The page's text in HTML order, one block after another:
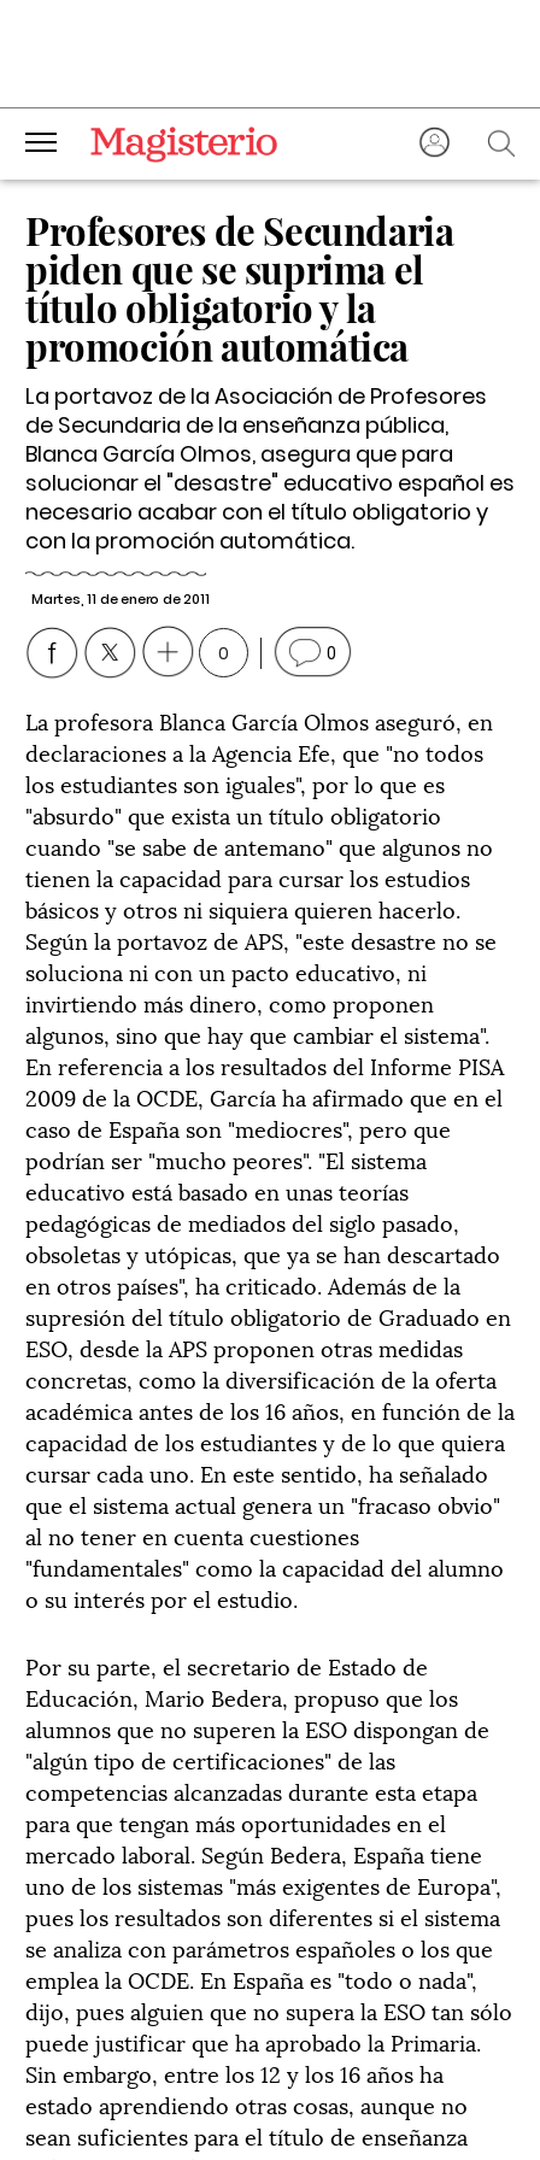
Profesores de Secundaria
piden que se suprima el
título obligatorio y la
promoción automática
La portavoz de la Asociación de Profesores
de Secundaria de la enseñanza pública,
Blanca García Olmos, asegura que para
solucionar el "desastre" educativo español es
necesario acabar con el título obligatorio y
con la promoción automática.
Martes, 11 de enero de 2011
0 0
La profesora Blanca García Olmos aseguró, en
declaraciones a la Agencia Efe, que "no todos
los estudiantes son iguales", por lo que es
"absurdo" que exista un título obligatorio
cuando "se sabe de antemano" que algunos no
tienen la capacidad para cursar los estudios
básicos y otros ni siquiera quieren hacerlo.
Según la portavoz de APS, "este desastre no se
soluciona ni con un pacto educativo, ni
invirtiendo más dinero, como proponen
algunos, sino que hay que cambiar el sistema".
En referencia a los resultados del Informe PISA
2009 de la OCDE, García ha afirmado que en el
caso de España son "mediocres", pero que
podrían ser "mucho peores". "El sistema
educativo está basado en unas teorías
pedagógicas de mediados del siglo pasado,
obsoletas y utópicas, que ya se han descartado
en otros países", ha criticado. Además de la
supresión del título obligatorio de Graduado en
ESO, desde la APS proponen otras medidas
concretas, como la diversificación de la oferta
académica antes de los 16 años, en función de la
capacidad de los estudiantes y de lo que quiera
cursar cada uno. En este sentido, ha señalado
que el sistema actual genera un "fracaso obvio"
al no tener en cuenta cuestiones
"fundamentales" como la capacidad del alumno
o su interés por el estudio.
Por su parte, el secretario de Estado de
Educación, Mario Bedera, propuso que los
alumnos que no superen la ESO dispongan de
"algún tipo de certificaciones" de las
competencias alcanzadas durante esta etapa
para que tengan más oportunidades en el
mercado laboral. Según Bedera, España tiene
uno de los sistemas "más exigentes de Europa",
pues los resultados son diferentes si el sistema
se analiza con parámetros españoles o los que
emplea la OCDE. En España es "todo o nada",
dijo, pues alguien que no supera la ESO tan sólo
puede justificar que ha aprobado la Primaria.
Sin embargo, entre los 12 y los 16 años ha
estado aprendiendo otras cosas, aunque no
sean suficientes para el título de enseñanza